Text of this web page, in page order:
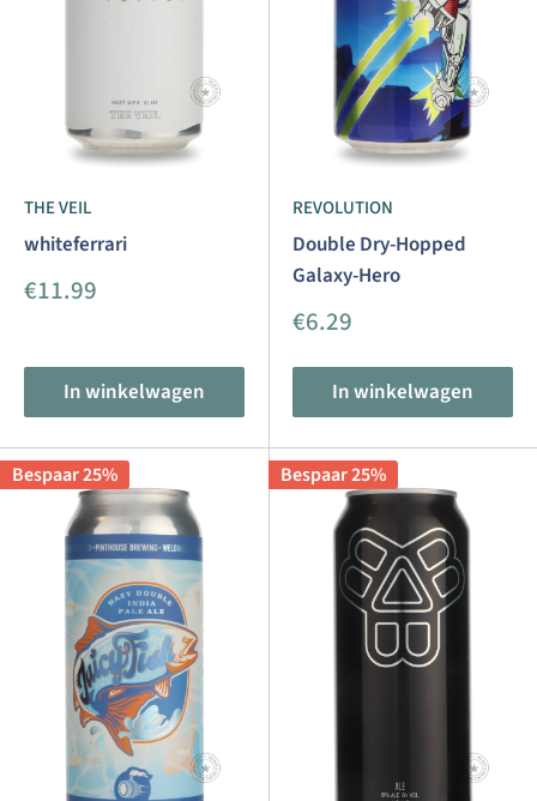
THE VEIL
whiteferrari
Aanbiedingsprijs
€11.99
In winkelwagen
REVOLUTION
Double Dry-Hopped
Galaxy-Hero
Aanbiedingsprijs
€6.29
In winkelwagen
Bespaar 25% Bespaar 25%